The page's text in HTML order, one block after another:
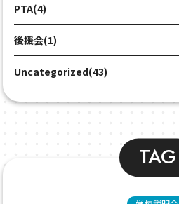
PTA(4)
後援会(1)
Uncategorized(43)
TAG